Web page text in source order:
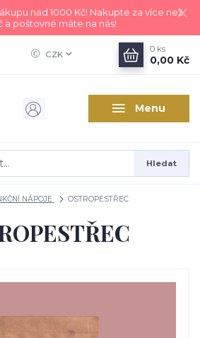
nad 1000 Kč! Nakupte za více než
a poštovné máte na nás!
Menu
CZK
Hledat
0 ks
0,00 Kč
NÁPOJE OSTROPESTŘEC